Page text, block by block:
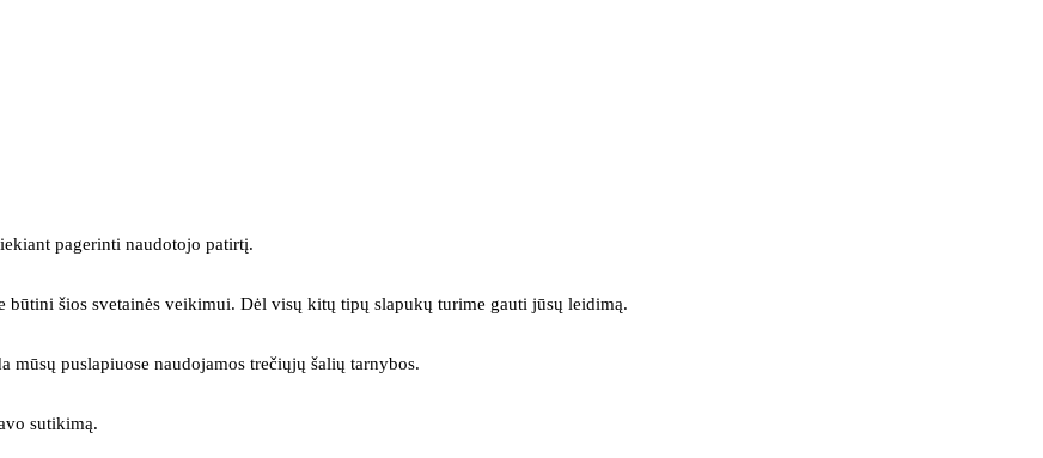
pagerinti naudotojo patirtį.
šios svetainės veikimui. Dėl visų kitų tipų slapukų turime gauti jūsų leidimą.
puslapiuose naudojamos trečiųjų šalių tarnybos.
sutikimą.